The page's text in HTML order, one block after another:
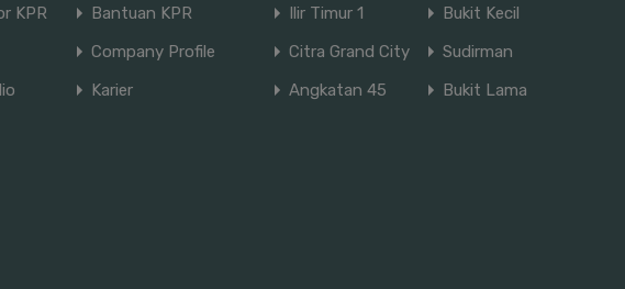
KPR
Bantuan KPR
Company Profile
Karier
Ilir Timur 1
Bukit Kecil
Citra Grand City
Sudirman
Angkatan 45
Bukit Lama